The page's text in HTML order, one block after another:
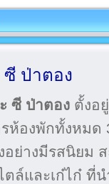
ซี ป่าตอง
ซี ป่าตอง ตั้งอ
ห้องพักทั้งหม
ย่างมีรสนิยม
ตล์และเก๋ไก๋ ที่